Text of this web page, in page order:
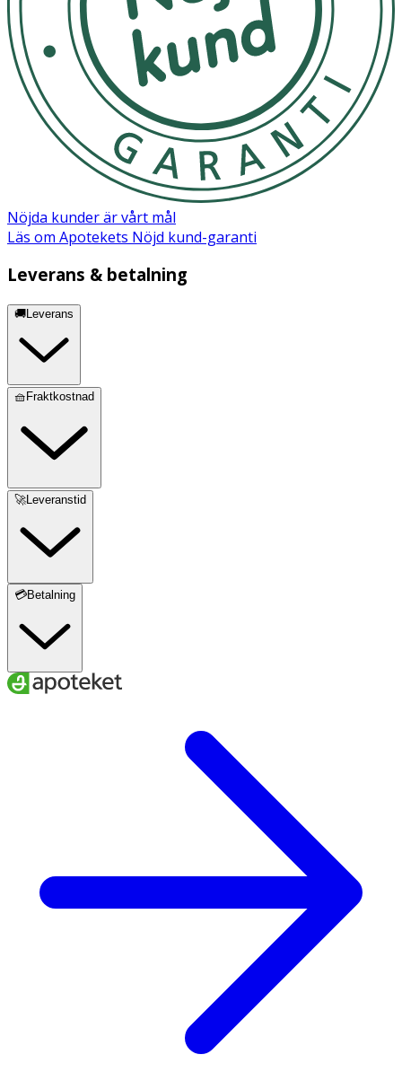
Nöjda kunder är vårt mål
Läs om Apotekets Nöjd kund-garanti
Leverans & betalning
🚚Leverans
🧺Fraktkostnad
🚀Leveranstid
💳Betalning